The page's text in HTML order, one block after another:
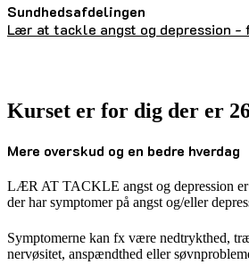
Sundhedsafdelingen
Lær at tackle angst og depression -
Kurset er for dig der er
Mere overskud og en bedre hverdag
LÆR AT TACKLE angst og depression er
der har symptomer på angst og/eller
Symptomerne kan fx være nedtrykthed,
nervøsitet, anspændthed eller